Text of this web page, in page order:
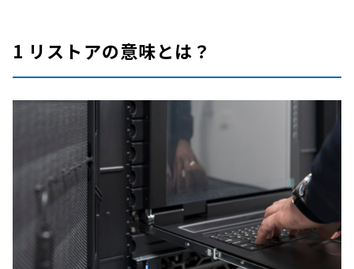
1 リストアの意味とは？